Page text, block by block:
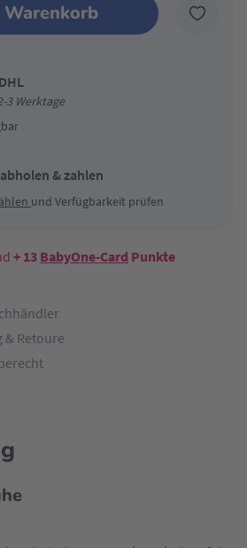
Warenkorb
3 Werktage
& zahlen
und Verfügbarkeit prüfen
+ 13 BabyOne-Card Punkte
& Retoure